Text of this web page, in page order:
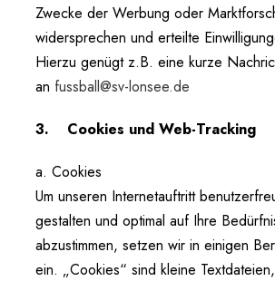
Zwecke der Werbung oder
widersprechen und erteilte
Hierzu genügt z.B. eine kurze
an fussball@sv-lonsee.de
3. Cookies und Web-Tracking
a. Cookies
Um unseren Internetauftritt
gestalten und optimal auf Ihre
abzustimmen, setzen wir in einigen
ein. „Cookies“ sind kleine